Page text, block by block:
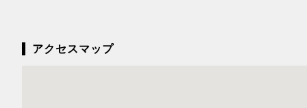
アクセスマップ